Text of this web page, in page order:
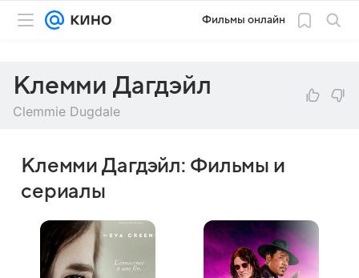
Фильмы онлайн
Клемми Дагдэйл
Clemmie Dugdale
Клемми Дагдэйл: Фильмы и
сериалы